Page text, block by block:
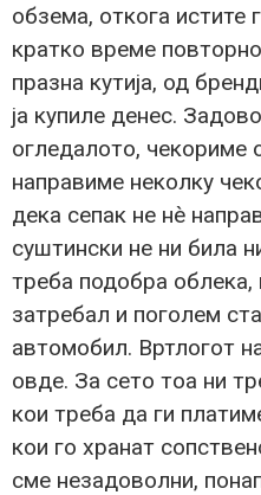
обзема, откога истите
кратко време
празна кутија, од
ја купиле денес.
огледалото, чекориме
направиме неколку
дека сепак не нè
суштински не ни била
треба подобра
затребал и поголем
автомобил. Вртлогот
овде. За сето тоа ни
кои треба да ги
кои го хранат
сме незадоволни,